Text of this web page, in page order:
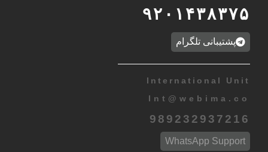
۹۲۰۱۴۳۸۳۷۵
پشتیبانی تلگرام
International Unit
Int @ webima.co
989232937216
WhatsApp Support